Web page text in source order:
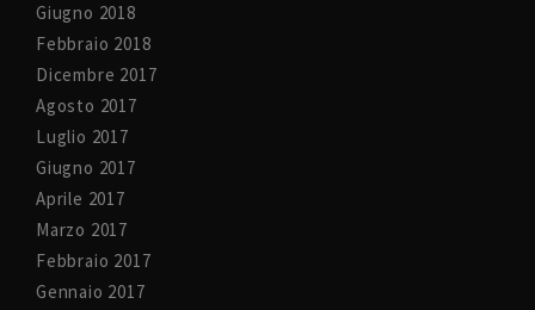
Giugno 2018
Febbraio 2018
Dicembre 2017
Agosto 2017
Luglio 2017
Giugno 2017
Aprile 2017
Marzo 2017
Febbraio 2017
Gennaio 2017